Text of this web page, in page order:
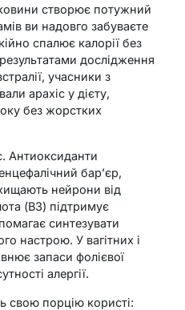
створює потужний
ви надовго забуваєте
спалює калорії без
дослідження
учасники з
арахіс у дієту,
без жорстких
Антиоксиданти
бар’єр,
нейрони від
(B3) підтримує
синтезувати
настрою. У вагітних і
запаси фолієвої
алергії.
свою порцію користі: